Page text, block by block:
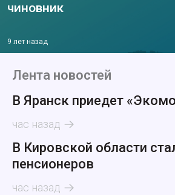
чиновник
9 лет назад
Лента новостей
В Яранск приедет
час назад
В Кировской области
пенсионеров
час назад